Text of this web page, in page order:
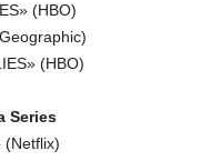
(HBO)
(HBO)
Series
(Netflix)